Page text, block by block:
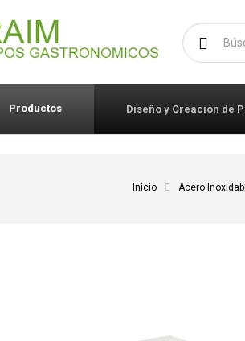
Buscar:
Productos Diseño y Creación de
Inicio Acero